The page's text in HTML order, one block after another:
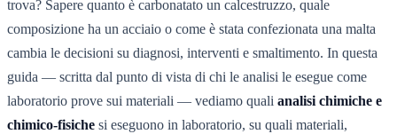
trova? Sapere quanto è carbonatato un calcestruzzo, quale
composizione ha un acciaio o come è stata confezionata una malta
cambia le decisioni su diagnosi, interventi e smaltimento. In questa
guida — scritta dal punto di vista di chi le analisi le esegue come
laboratorio prove sui materiali — vediamo quali analisi chimiche e
chimico-fisiche si eseguono in laboratorio, su quali materiali,